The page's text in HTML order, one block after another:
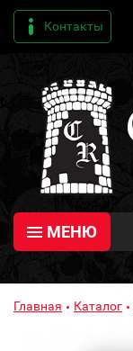
Контакты
МЕНЮ
Главная Каталог